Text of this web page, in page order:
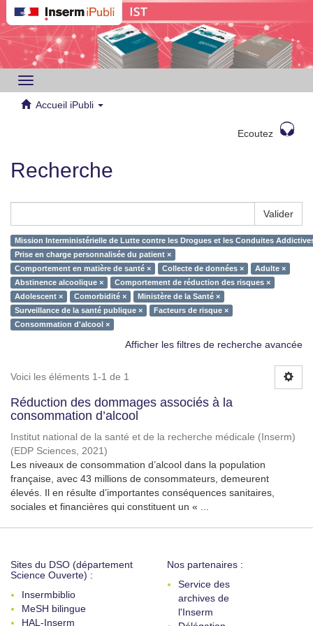
Toggle
navigation
Accueil iPubli
Ecoutez
Recherche
Valider
Mission Interministérielle de Lutte contre les Drogues et les Conduites
Prise en charge personnalisée du patient ×
Comportement en matière de santé ×
Collecte de données ×
Adulte ×
Abstinence alcoolique ×
Comportement de réduction des risques ×
Adolescent ×
Comorbidité ×
Ministère de la Santé ×
Surveillance de la santé publique ×
Facteurs de risque ×
Consommation d'alcool ×
Afficher les filtres de recherche avancée
Voici les éléments 1-1 de 1
Réduction des dommages associés à la
consommation d’alcool
Institut national de la santé et de la recherche médicale (Inserm)
(EDP Sciences, 2021)
Les niveaux de consommation d’alcool dans la population
française, avec 43 millions de consommateurs, demeurent
élevés. Il en résulte d’importantes conséquences sanitaires,
sociales et financières qui constituent un « ...
Sites du DSO (département
Science Ouverte) :
Insermbiblio
MeSH bilingue
HAL-Inserm
Nos partenaires :
Service des
archives de
l'Inserm